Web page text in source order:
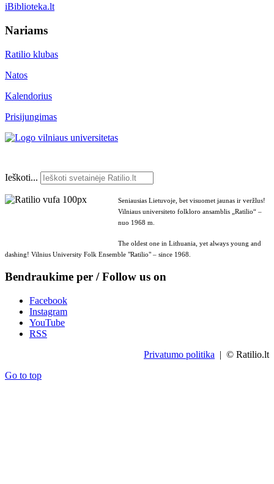
iBiblioteka.lt
Nariams
Ratilio klubas
Natos
Kalendorius
Prisijungimas
Ieškoti...
Seniausias Lietuvoje, bet visuomet jaunas ir veržlus!
Vilniaus universiteto folkloro ansamblis „Ratilio“ –
nuo 1968 m.
The oldest one in Lithuania, yet always young and
dashing! Vilnius University Folk Ensemble "Ratilio" – since 1968.
Bendraukime per / Follow us on
Facebook
Instagram
YouTube
RSS
Privatumo politika | © Ratilio.lt
Go to top